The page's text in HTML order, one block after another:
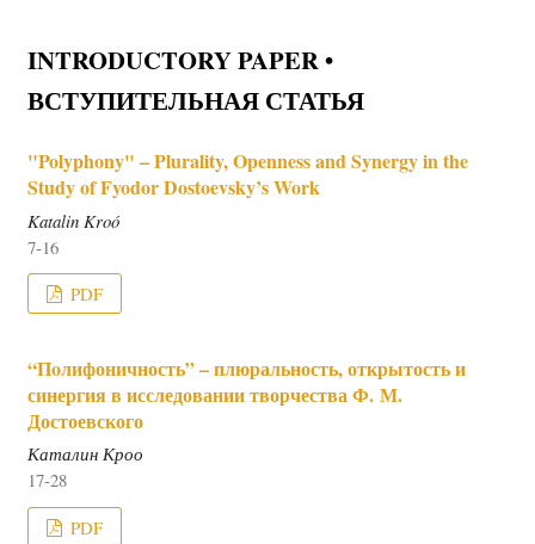
INTRODUCTORY PAPER •
ВСТУПИТЕЛЬНАЯ СТАТЬЯ
"Polyphony" – Plurality, Openness and Synergy in the
Study of Fyodor Dostoevsky’s Work
Katalin Kroó
7-16
PDF
“Пoлифоничность” – плюральность, открытость и
синергия в исследовании творчества Ф. М.
Достоевского
Каталин Кроо
17-28
PDF